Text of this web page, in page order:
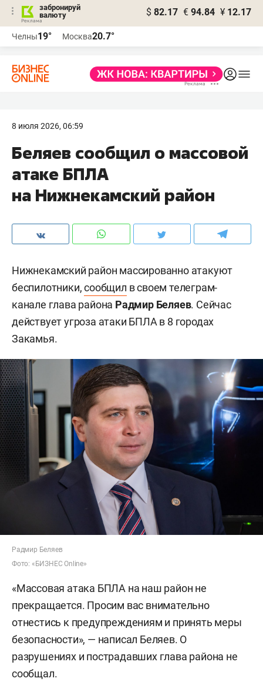
забронируй
валюту
$ 82.17 € 94.84 ¥ 12.17
Челны19° Москва20.7°
8 июля 2026, 06:59
Беляев сообщил о массовой
атаке БПЛА
на Нижнекамский район
Нижнекамский район массированно атакуют
беспилотники,сообщил в своем телеграм-
канале глава района Радмир Беляев. Сейчас
действует угроза атаки БПЛА в 8 городах
Закамья.
Радмир Беляев
Фото: «БИЗНЕС Online»
«Массовая атака БПЛА на наш район не
прекращается. Просим вас внимательно
отнестись к предупреждениям и принять меры
безопасности», — написал Беляев. О
разрушениях и пострадавших глава района не
сообщал.